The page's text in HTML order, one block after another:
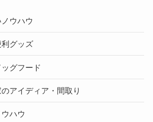
ウハウ
グッズ
グフード
アイディア・間取り
ハウ